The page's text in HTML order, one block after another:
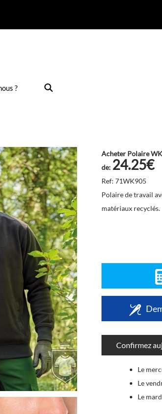
?
Acheter Polaire
de: 24.25€
Ref: 71WK905
Polaire de travail
matériaux recyclés.
Confirmez
Le
Le
Le